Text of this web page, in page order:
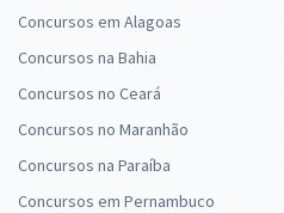
Concursos em Alagoas
Concursos na Bahia
Concursos no Ceará
Concursos no Maranhão
Concursos na Paraíba
Concursos em Pernambuco